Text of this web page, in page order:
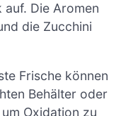
auf. Die Aromen
die Zucchini
Frische können
Behälter oder
Oxidation zu